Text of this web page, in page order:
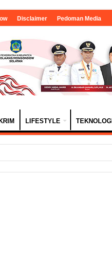
Disclaimer Pedoman Media
LIFESTYLE TEKNOLOGI